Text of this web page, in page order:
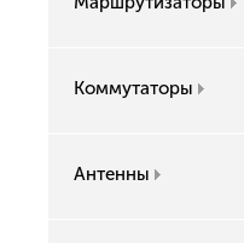
Коммутаторы
Антенны